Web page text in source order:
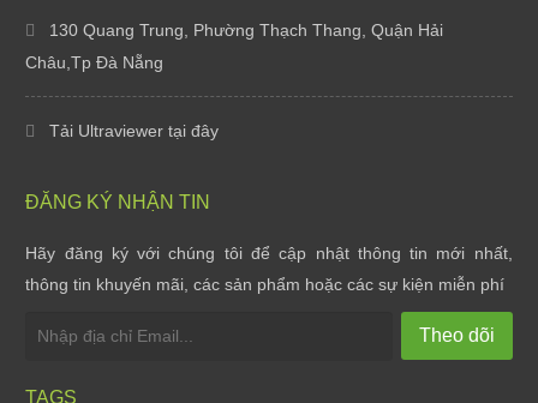
130 Quang Trung, Phường Thạch Thang, Quận Hải
Châu,Tp Đà Nẵng
Tải Ultraviewer tại đây
ĐĂNG KÝ NHẬN TIN
Hãy đăng ký với chúng tôi để cập nhật thông tin mới nhất,
thông tin khuyến mãi, các sản phẩm hoặc các sự kiện miễn phí
Theo dõi
TAGS
Thứ tư, 07/10/20
Styles Software bàn giao website cho Ha Gia Ecolod...
Styles Software nâng cấp website Shop hoa tươi Việ...